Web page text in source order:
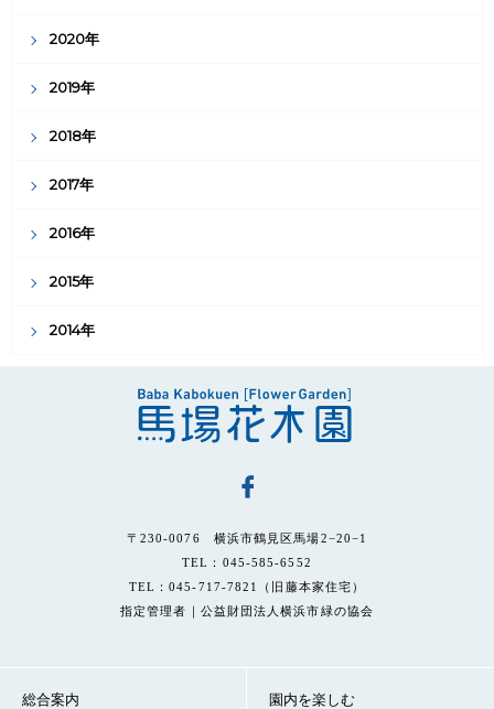
2020年
2019年
2018年
2017年
2016年
2015年
2014年
〒230-0076 横浜市鶴見区馬場2−20−1
TEL：045-585-6552
TEL：045-717-7821（旧藤本家住宅）
指定管理者｜公益財団法人横浜市緑の協会
総合案内 園内を楽しむ